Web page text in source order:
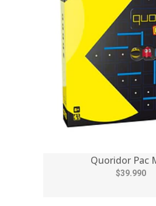
Quoridor Pac
$39.990